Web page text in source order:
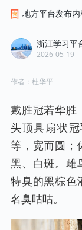
地方平台发布内
浙江学习平
2026-05-19
作者： 杜华平
戴胜冠若华胜
头顶具扇状
等，宽而圆；
黑、白斑。雌
特臭的黑棕色
名臭咕咕。